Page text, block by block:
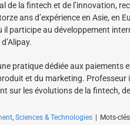
de la fintech et de l’innovation,
ans d’expérience en Asie, en
participe au développement
pratique dédiée aux
et du marketing.
sur les évolutions de la fintech,
, Sciences & Technologies Mots-